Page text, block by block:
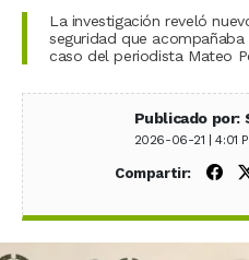
La investigación reveló
seguridad que
caso del periodista Mateo
Publicado por:
2026-06-21 | 4:01
Compartir: